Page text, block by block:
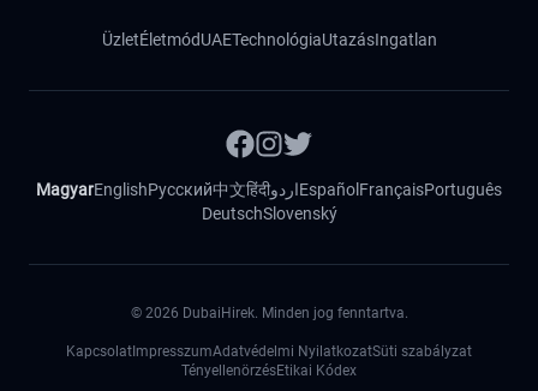
ÜzletÉletmódUAETechnológiaUtazásIngatlan
MagyarEnglishРусский中文हिंदीاردوEspañol FrançaisPortuguês
DeutschSlovenský
© 2026 DubaiHirek. Minden jog fenntartva.
Kapcsolat ImpresszumAdatvédelmi NyilatkozatSüti szabályzat
TényellenörzésEtikai Kódex